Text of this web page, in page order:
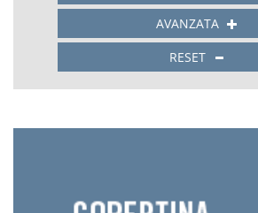
AVANZATA
RESET